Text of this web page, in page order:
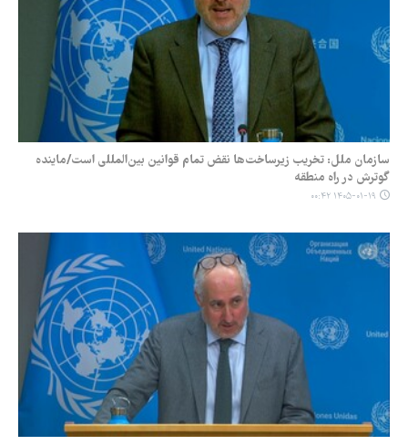
سازمان ملل: تخریب زیرساخت‌ها نقض تمام قوانین بین‌المللی است/ماینده
گوترش در راه منطقه
۱۴۰۵-۰۱-۱۹ ۰۰:۴۲